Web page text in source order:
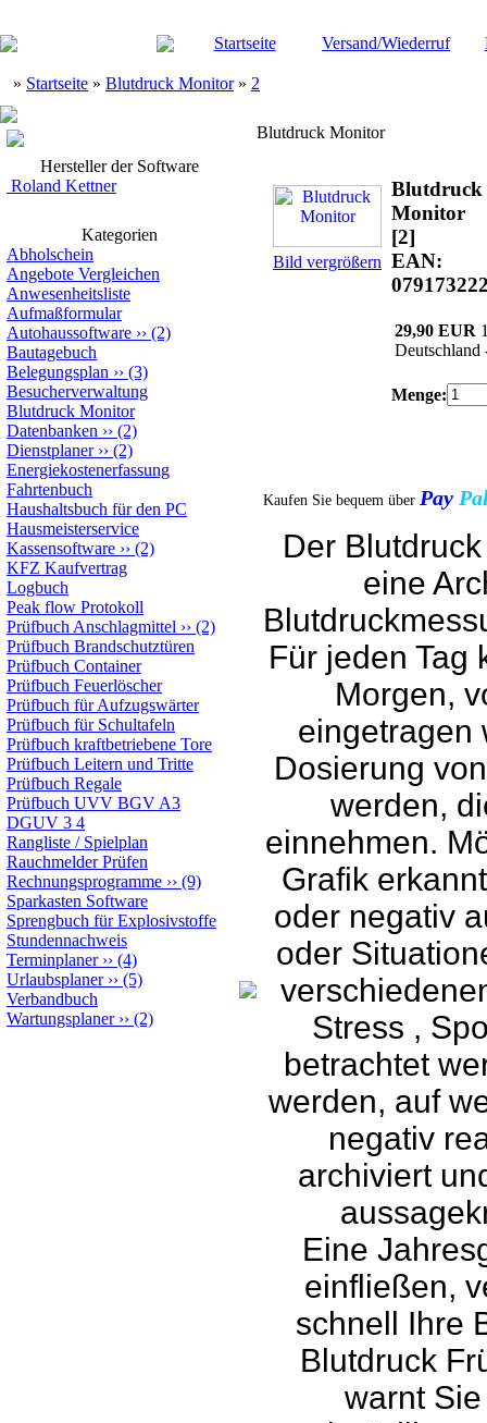
Startseite Versand/Wiederruf
» Startseite » Blutdruck Monitor» 2
Hersteller der Software
Roland Kettner
Kategorien
Abholschein
Angebote Vergleichen
Anwesenheitsliste
Aufmaßformular
Autohaussoftware ›› (2)
Bautagebuch
Belegungsplan ›› (3)
Besucherverwaltung
Blutdruck Monitor
Datenbanken ›› (2)
Dienstplaner›› (2)
Energiekostenerfassung
Fahrtenbuch
Haushaltsbuch für den PC
Hausmeisterservice
Kassensoftware ›› (2)
KFZ Kaufvertrag
Logbuch
Peak flow Protokoll
Prüfbuch Anschlagmittel ›› (2)
Prüfbuch Brandschutztüren
Prüfbuch Container
Prüfbuch Feuerlöscher
Prüfbuch für Aufzugswärter
Prüfbuch für Schultafeln
Prüfbuch kraftbetriebene Tore
Prüfbuch Leitern und Tritte
Prüfbuch Regale
Prüfbuch UVV BGV A3
DGUV 3 4
Rangliste / Spielplan
Rauchmelder Prüfen
Rechnungsprogramme ›› (9)
Sparkasten Software
Sprengbuch für Explosivstoffe
Stundennachweis
Terminplaner›› (4)
Urlaubsplaner›› (5)
Verbandbuch
Wartungsplaner›› (2)
Blutdruck Monitor
Bild vergrößern
Blutdruck
Monitor
[2]
EAN:
29,90 EUR
Deutschland
Menge:
Kaufen Sie bequem über Pay
Der
eine
Für jeden Tag
Morgen,
eingetragen
Dosierung
werden,
einnehmen.
Grafik
oder negativ
oder
Stress ,
betrachtet
werden, auf
negativ
archiviert
Eine
einfließen,
schnell Ihre
Blutdruck
warnt